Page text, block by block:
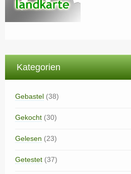
Kategorien
Gebastel (38)
Gekocht (30)
Gelesen (23)
Getestet (37)